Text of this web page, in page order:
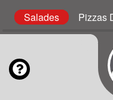
Salades Pizzas